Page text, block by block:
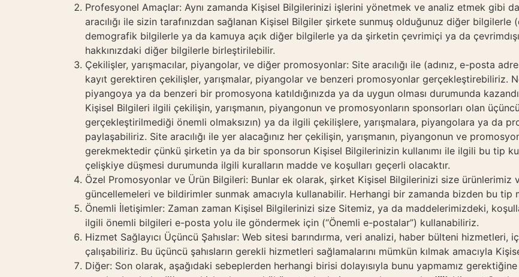
Profesyonel Amaçlar: Aynı zamanda Kişisel Bilgilerinizi işlerini yönetmek ve analiz etmek gibi
aracılığı ile sizin tarafınızdan sağlanan Kişisel Bilgiler şirkete sunmuş olduğunuz diğer
demografik bilgilerle ya da kamuya açık diğer bilgilerle ya da şirketin çevrimiçi ya da
hakkınızdaki diğer bilgilerle birleştirilebilir.
Çekilişler, yarışmacılar, piyangolar, ve diğer promosyonlar: Site aracılığı ile (adınız, e-posta
kayıt gerektiren çekilişler, yarışmalar, piyangolar ve benzeri promosyonlar gerçekleştirebiliriz.
piyangoya ya da benzeri bir promosyona katıldığınızda ya da uygun olması durumunda
Kişisel Bilgileri ilgili çekilişin, yarışmanın, piyangonun ve promosyonların sponsorları olan
gerçekleştirilmediği önemli olmaksızın) ya da ilgili çekilişlere, yarışmalara, piyangolara ya da
paylaşabiliriz. Site aracılığı ile yer alacağınız her çekilişin, yarışmanın, piyangonun ve
gerekmektedir çünkü şirketin ya da bir sponsorun Kişisel Bilgilerinizin kullanımı ile ilgili bu tip
çelişkiye düşmesi durumunda ilgili kuralların madde ve koşulları geçerli olacaktır.
Özel Promosyonlar ve Ürün Bilgileri: Bunlar ek olarak, şirket Kişisel Bilgilerinizi size ürünlerimiz
güncellemeleri ve bildirimler sunmak amacıyla kullanabilir. Herhangi bir zamanda bizden bu tip
Önemli İletişimler: Zaman zaman Kişisel Bilgilerinizi size Sitemiz, ya da maddelerimizdeki,
ilgili önemli bilgileri e-posta yolu ile göndermek için (“Önemli e-postalar”) kullanabiliriz.
Hizmet Sağlayıcı Üçüncü Şahıslar: Web sitesi barındırma, veri analizi, haber bülteni
çalışabiliriz. Bu üçüncü şahısların gerekli hizmetleri sağlamalarını mümkün kılmak amacıyla
Diğer: Son olarak, aşağıdaki sebeplerden herhangi birisi dolayısıyla bunu yapmamız